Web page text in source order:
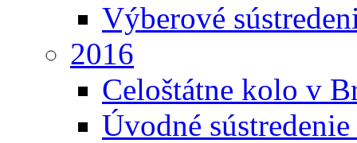
Výberové
2016
Celoštátne kolo v
Úvodné